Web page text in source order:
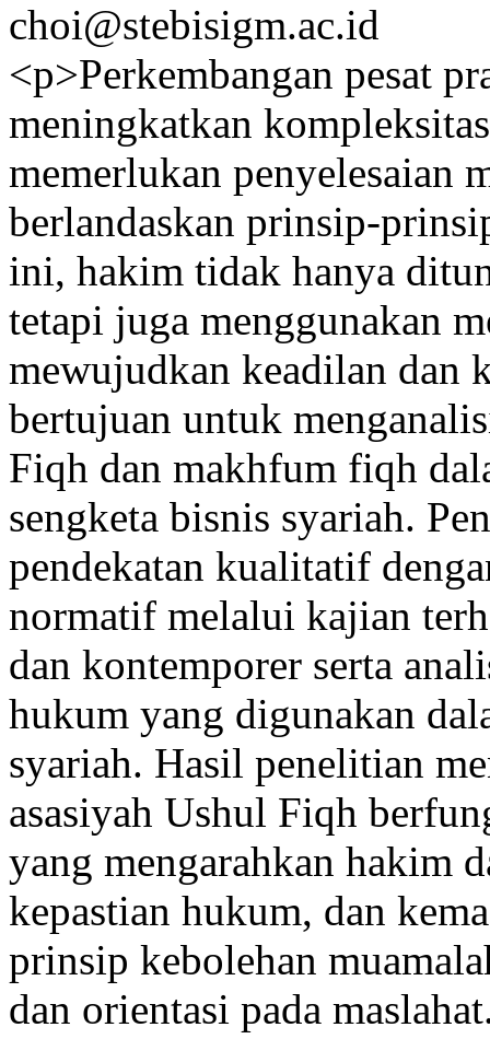
choi@stebisigm.ac.id
<p>Perkembangan pesat
meningkatkan
memerlukan penyelesaian
berlandaskan prinsip-
ini, hakim tidak hanya
tetapi juga menggunakan
mewujudkan keadilan dan
bertujuan untuk
Fiqh dan makhfum fiqh
sengketa bisnis syariah.
pendekatan kualitatif
normatif melalui kajian
dan kontemporer serta
hukum yang digunakan
syariah. Hasil penelitian
asasiyah Ushul Fiqh
yang mengarahkan hakim
kepastian hukum, dan
prinsip kebolehan
dan orientasi pada